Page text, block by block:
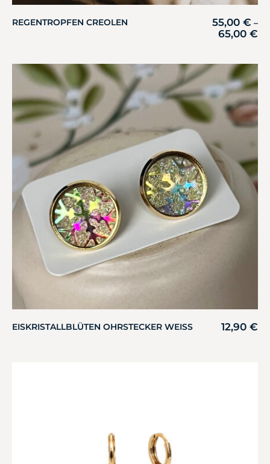
REGENTROPFEN CREOLEN 55,00 € –
65,00 €
EISKRISTALLBLÜTEN OHRSTECKER WEISS 12,90 €